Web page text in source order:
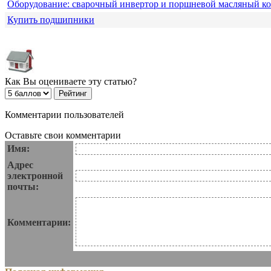
Оборудование: сварочный инвертор и поршневой масляный
Купить подшипники
Как Вы оцениваете эту статью?
Комментарии пользователей
Оставьте свои комментарии
Имя:
Адрес
электронной
почты:
Комментарии: